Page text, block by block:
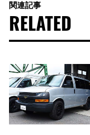
関連記事
RELATED